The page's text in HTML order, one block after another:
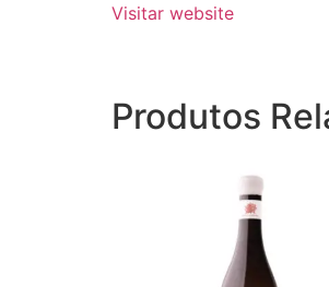
Visitar website
Produtos